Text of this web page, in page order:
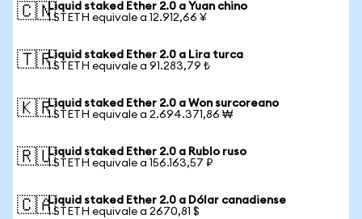
🇨🇳Liquid staked Ether 2.0 a Yuan chino
1 STETH equivale a 12.912,66 ¥
🇹🇷Liquid staked Ether 2.0 a Lira turca
1 STETH equivale a 91.283,79 ₺
🇰🇷Liquid staked Ether 2.0 a Won surcoreano
1 STETH equivale a 2.694.371,86 ₩
🇷🇺Liquid staked Ether 2.0 a Rublo ruso
1 STETH equivale a 156.163,57 ₽
🇨🇦Liquid staked Ether 2.0 a Dólar canadiense
1 STETH equivale a 2670,81 $